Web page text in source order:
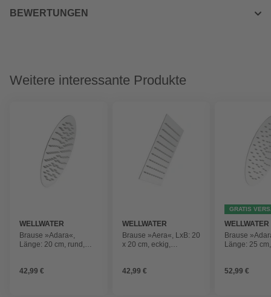
BEWERTUNGEN
Weitere interessante Produkte
WELLWATER
Brause »Adara«,
Länge: 20 cm, rund,
42,99 €
WELLWATER
Brause »Aera«, LxB: 20
x 20 cm, eckig,
42,99 €
GRATIS
WELLWATER
Brause
Länge: 25
52,99 €